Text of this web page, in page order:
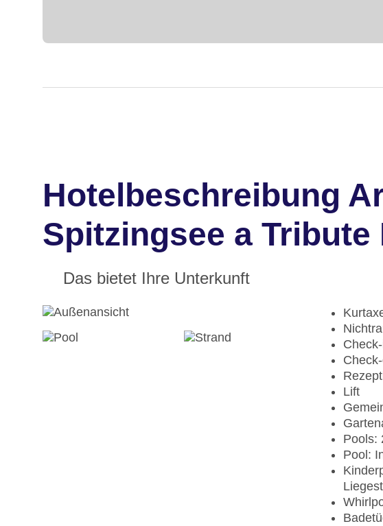
Hotelbeschreibung
Spitzingsee a
Das bietet Ihre Unterkunft
Lift
Pools:
Pool: